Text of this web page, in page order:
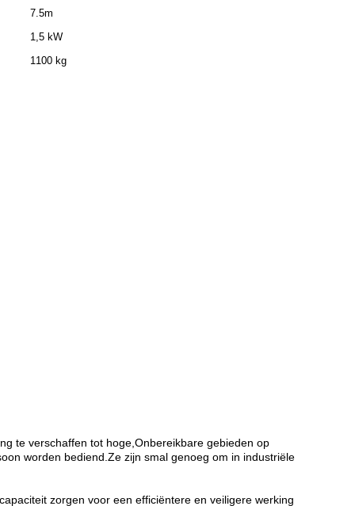
7.5m
1,5 kW
1100 kg
te verschaffen tot hoge,Onbereikbare gebieden op
worden bediend.Ze zijn smal genoeg om in industriële
zorgen voor een efficiëntere en veiligere werking